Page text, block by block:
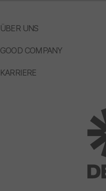
ÜBER UNS
GOOD COMPANY
KARRIERE